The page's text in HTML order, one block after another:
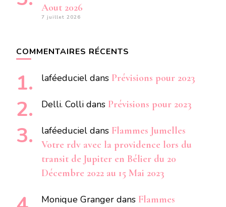
Aout 2026
7 juillet 2026
COMMENTAIRES RÉCENTS
laféeduciel dans Prévisions pour 2023
Delli. Colli dans Prévisions pour 2023
laféeduciel dans Flammes Jumelles
Votre rdv avec la providence lors du
transit de Jupiter en Bélier du 20
Décembre 2022 au 15 Mai 2023
Monique Granger dans Flammes